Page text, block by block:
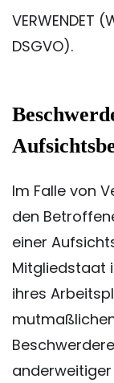
VERWENDET
DSGVO).
Im Falle von
den
einer
Mitgliedstaat
ihres